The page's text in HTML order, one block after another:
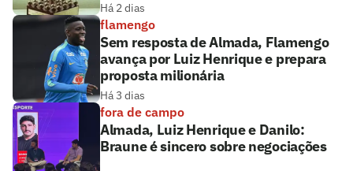
Há 2 dias
flamengo
Sem resposta de Almada, Flamengo
avança por Luiz Henrique e prepara
proposta milionária
Há 3 dias
fora de campo
Almada, Luiz Henrique e Danilo:
Braune é sincero sobre negociações